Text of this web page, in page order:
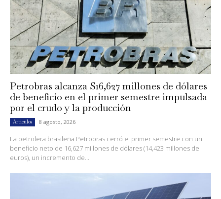
Petrobras alcanza $16,627 millones de dólares
de beneficio en el primer semestre impulsada
por el crudo y la producción
Artículos 8 agosto, 2026
La petrolera brasileña Petrobras cerró el primer semestre con un
beneficio neto de 16,627 millones de dólares (14,423 millones de
euros), un incremento de...